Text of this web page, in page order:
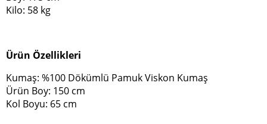
Kilo: 58 kg
Ürün Özellikleri
Kumaş: %100 Dökümlü Pamuk Viskon Kumaş
Ürün Boy: 150 cm
Kol Boyu: 65 cm